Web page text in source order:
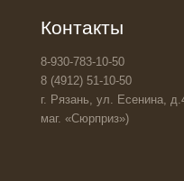
Контакты
8-930-783-10-50
8 (4912) 51-10-50
г. Рязань, ул. Есенина,
маг. «Сюрприз»)